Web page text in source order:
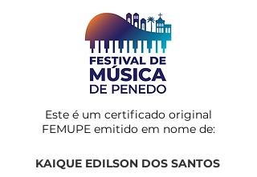
Este é um certificado original
FEMUPE emitido em nome de:
KAIQUE EDILSON DOS SANTOS